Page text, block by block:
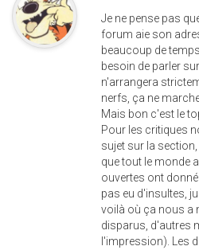
Je ne pense pas
forum aie son
beaucoup de
besoin de parler
n'arrangera
nerfs, ça ne
Mais bon c'est le
Pour les critiques
sujet sur la
que tout le monde
ouvertes ont donné
pas eu d'insultes,
voilà où ça nous a
disparus, d'autres
l'impression). Les